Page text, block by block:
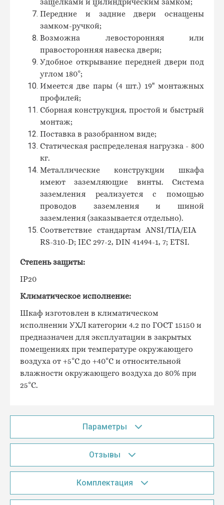
защелками и цилиндрическим замком;
Передние и задние двери оснащены
замком-ручкой;
Возможна левосторонняя или
правосторонняя навеска двери;
Удобное открывание передней двери под
углом 180°;
Имеется две пары (4 шт.) 19" монтажных
профилей;
Сборная конструкция, простой и быстрый
монтаж;
Поставка в разобранном виде;
Статическая распределеная нагрузка - 800
кг.
Металлические конструкции шкафа
имеют заземляющие винты. Система
заземления реализуется с помощью
проводов заземления и шиной
заземления (заказывается отдельно).
Соответствие стандартам ANSI/TIA/EIA
RS-310-D; IEC 297-2, DIN 41494-1, 7; ETSI.
Степень защиты:
IP20
Климатическое исполнение:
Шкаф изготовлен в климатическом
исполнении УХЛ категории 4.2 по ГОСТ 15150 и
предназначен для эксплуатации в закрытых
помещениях при температуре окружающего
воздуха от +5°С до +40°С и относительной
влажности окружающего воздуха до 80% при
25°С.
Параметры
Отзывы
Комплектация